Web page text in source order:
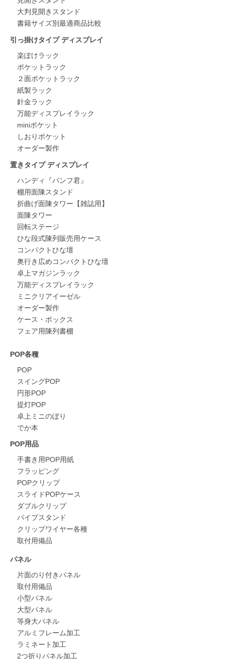
大判見開きスタンド
書籍サイズ別最適商品比較
引っ掛けタイプ ディスプレイ
楽ぽけラック
ポケットラック
２面ポケットラック
紙製ラック
針金ラック
万能ディスプレイラック
miniポケット
しおりポケット
オーダー製作
置きタイプ ディスプレイ
ハンディ『パンフ君』
棚用面陳スタンド
折曲げ面陳タワー【雑誌用】
面陳タワー
回転ステージ
ひな段式陳列販売用ケース
コンパクトひな壇
奥行き広めコンパクトひな壇
卓上マガジンラック
万能ディスプレイラック
ミニクリアイーゼル
オーダー製作
ケース・ボックス
フェア用陳列書棚
POP各種
POP
スイングPOP
円形POP
提灯POP
卓上ミニのぼり
でか本
POP用品
手書き用POP用紙
フラッピング
POPクリップ
スライドPOPケース
ダブルクリップ
パイプスタンド
クリップワイヤー各種
取付用備品
パネル
片面のり付きパネル
取付用備品
小型パネル
大型パネル
等身大パネル
アルミフレーム加工
ラミネート加工
2つ折りパネル加工